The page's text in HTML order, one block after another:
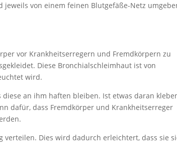
jeweils von einem feinen Blutgefäße-Netz
vor Krankheitserregern und Fremdkörpern zu
Diese Bronchialschleimhaut ist von
wird.
an ihm haften bleiben. Ist etwas daran
dafür, dass Fremdkörper und Krankheitserreger
Dies wird dadurch erleichtert, dass sie